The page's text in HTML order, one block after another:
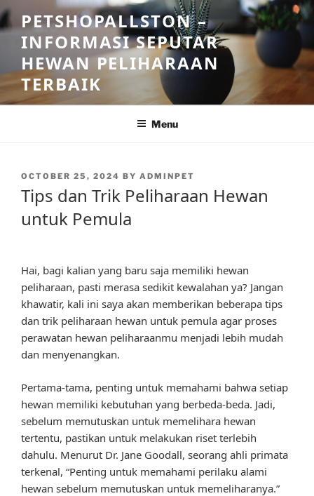
Skip
to
content
PETSHOPALLSTON –
INFORMASI SEPUTAR
HEWAN PELIHARAAN
TERBAIK
Menu
POSTED
ON
OCTOBER 25, 2024 BY ADMINPET
Tips dan Trik Peliharaan Hewan
untuk Pemula
Hai, bagi kalian yang baru saja memiliki hewan
peliharaan, pasti merasa sedikit kewalahan ya? Jangan
khawatir, kali ini saya akan memberikan beberapa tips
dan trik peliharaan hewan untuk pemula agar proses
perawatan hewan peliharaanmu menjadi lebih mudah
dan menyenangkan.
Pertama-tama, penting untuk memahami bahwa setiap
hewan memiliki kebutuhan yang berbeda-beda. Jadi,
sebelum memutuskan untuk memelihara hewan
tertentu, pastikan untuk melakukan riset terlebih
dahulu. Menurut Dr. Jane Goodall, seorang ahli primata
terkenal, “Penting untuk memahami perilaku alami
hewan sebelum memutuskan untuk memeliharanya.”